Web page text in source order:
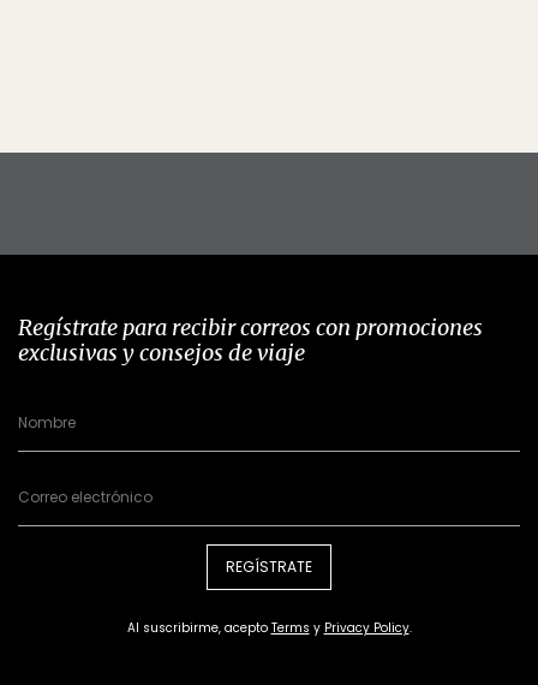
Regístrate para recibir correos con promociones
exclusivas y consejos de viaje
REGÍSTRATE
Al suscribirme, acepto Terms y Privacy Policy.